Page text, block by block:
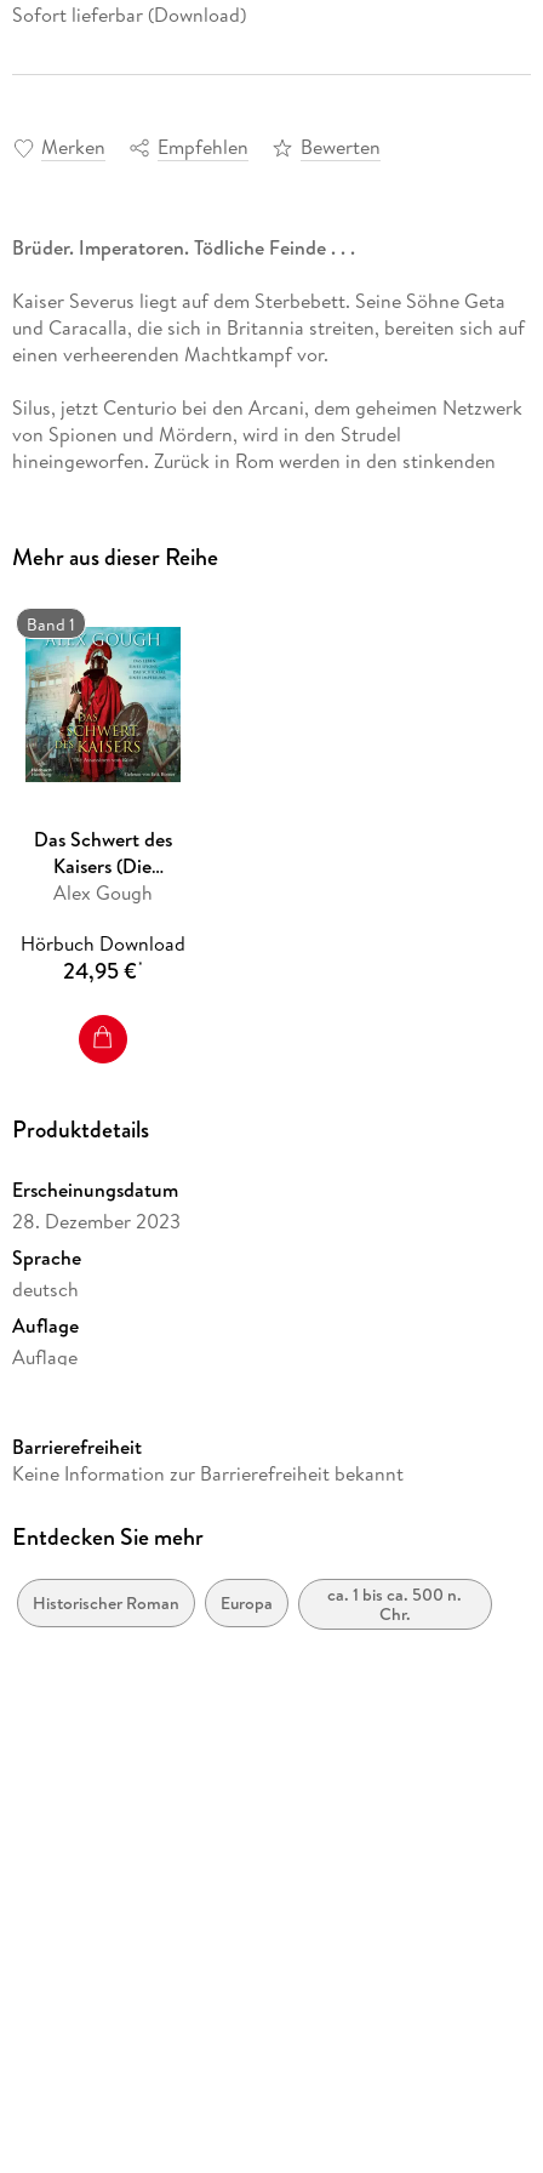
Sofort lieferbar (Download)
Merken Empfehlen Bewerten
Brüder. Imperatoren. Tödliche Feinde . . .
Kaiser Severus liegt auf dem Sterbebett. Seine Söhne Geta
und Caracalla, die sich in Britannia streiten, bereiten sich auf
einen verheerenden Machtkampf vor.
Silus, jetzt Centurio bei den Arcani, dem geheimen Netzwerk
von Spionen und Mördern, wird in den Strudel
hineingeworfen. Zurück in Rom werden in den stinkenden
Loyalität auf eine harte Probe gestellt. Und da das Imperium
unter der Belastung zu zerbrechen beginnt, muss Silus sich
Mehr aus dieser Reihe
Band 1
Das Schwert des
Kaisers (Die
Assassinen von Rom
Alex Gough
Hörbuch Download
24,95 €*
Produktdetails
Erscheinungsdatum
28. Dezember 2023
Sprache
deutsch
Auflage
Auflage
Dateigröße
Laufzeit
Reihe
Die Assassinen von Rom / Imperial Assassin, 2
Barrierefreiheit
Keine Information zur Barrierefreiheit bekannt
Entdecken Sie mehr
Historischer Roman Europa
ca. 1 bis ca. 500 n.
Chr.